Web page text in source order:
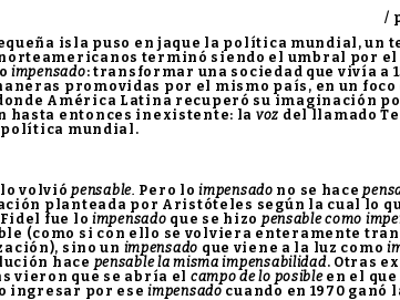
/
isla puso en jaque la política mundial,
terminó siendo el umbral por
impensado: transformar una sociedad que vivía a
promovidas por el mismo país, en un
América Latina recuperó su imaginación
hasta entonces inexistente: la voz del llamado
mundial.
lo volviópensable. Pero loimpensado no se hace
planteada por Aristóteles según la cual lo
fue lo impensado que se hizo pensable como
(como si con ello se volviera enteramente
sino un impensado que viene a la luz como
hace pensable la misma impensabilidad. Otras
vieron que se abría el campo de lo posibleen el
ingresar por eseimpensado cuando en 1970 ganó